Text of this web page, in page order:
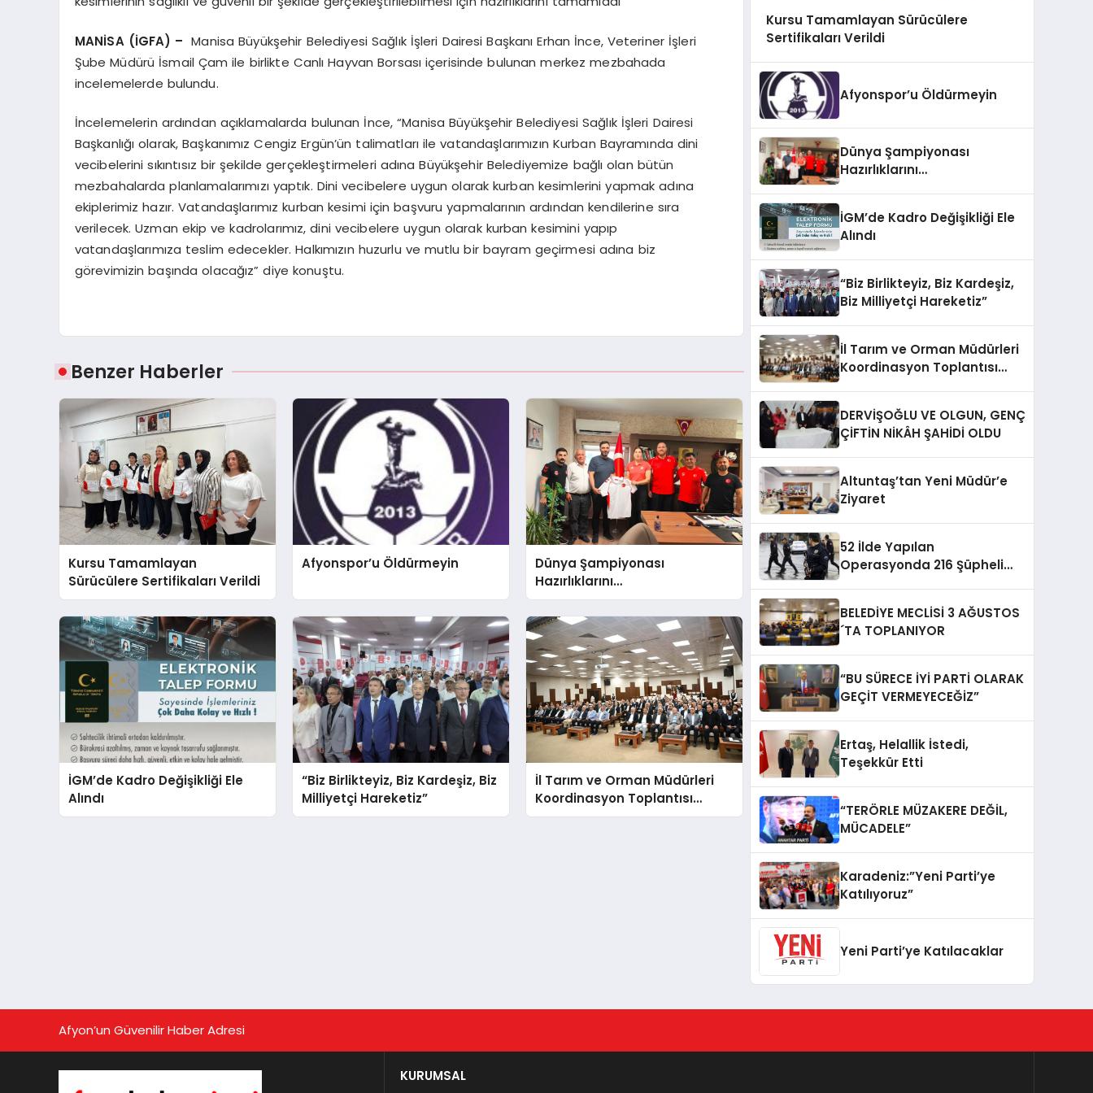
MANİSA (İGFA) –Manisa Büyükşehir Belediyesi Sağlık İşleri Dairesi Başkanı Erhan İnce, Veteriner İşleri
Şube Müdürü İsmail Çam ile birlikte Canlı Hayvan Borsası içerisinde bulunan merkez mezbahada
incelemelerde bulundu.
İncelemelerin ardından açıklamalarda bulunan İnce, “Manisa Büyükşehir Belediyesi Sağlık İşleri Dairesi
Başkanlığı olarak, Başkanımız Cengiz Ergün’ün talimatları ile vatandaşlarımızın Kurban Bayramında dini
vecibelerini sıkıntısız bir şekilde gerçekleştirmeleri adına Büyükşehir Belediyemize bağlı olan bütün
mezbahalarda planlamalarımızı yaptık. Dini vecibelere uygun olarak kurban kesimlerini yapmak adına
ekiplerimiz hazır. Vatandaşlarımız kurban kesimi için başvuru yapmalarının ardından kendilerine sıra
verilecek. Uzman ekip ve kadrolarımız, dini vecibelere uygun olarak kurban kesimini yapıp
vatandaşlarımıza teslim edecekler. Halkımızın huzurlu ve mutlu bir bayram geçirmesi adına biz
görevimizin başında olacağız” diye konuştu.
Benzer Haberler
Kursu Tamamlayan
Sürücülere Sertifikaları Verildi
Afyonspor’u Öldürmeyin
Dünya Şampiyonası
Hazırlıklarını
Afyonkarahisar’da
Sürdürüyorlar
İGM’de Kadro Değişikliği Ele
Alındı
“Biz Birlikteyiz, Biz Kardeşiz, Biz
Milliyetçi Hareketiz”
İl Tarım ve Orman Müdürleri
Koordinasyon Toplantısı
Düzenlendi
Kursu Tamamlayan Sürücülere
Sertifikaları Verildi
Afyonspor’u Öldürmeyin
Dünya Şampiyonası
Hazırlıklarını
İGM’de Kadro Değişikliği Ele
Alındı
“Biz Birlikteyiz, Biz Kardeşiz,
Biz Milliyetçi Hareketiz”
İl Tarım ve Orman Müdürleri
Koordinasyon Toplantısı
DERVİŞOĞLU VE OLGUN, GENÇ
ÇİFTİN NİKÂH ŞAHİDİ OLDU
Altuntaş’tan Yeni Müdür’e
Ziyaret
52 İlde Yapılan
Operasyonda 216 Şüpheli
BELEDİYE MECLİSİ 3 AĞUSTOS
´TA TOPLANIYOR
“BU SÜRECE İYİ PARTİ OLARAK
GEÇİT VERMEYECEĞİZ”
Ertaş, Helallik İstedi,
Teşekkür Etti
“TERÖRLE MÜZAKERE DEĞİL,
MÜCADELE”
Karadeniz:”Yeni Parti’ye
Katılıyoruz”
Yeni Parti’ye Katılacaklar
Afyon’un Güvenilir Haber Adresi
KURUMSAL